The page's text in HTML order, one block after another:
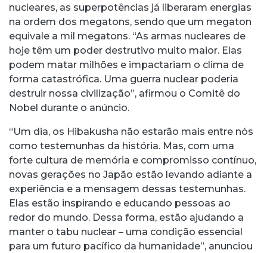
nucleares, as superpotências já liberaram energias
na ordem dos megatons, sendo que um megaton
equivale a mil megatons. “As armas nucleares de
hoje têm um poder destrutivo muito maior. Elas
podem matar milhões e impactariam o clima de
forma catastrófica. Uma guerra nuclear poderia
destruir nossa civilização”, afirmou o Comitê do
Nobel durante o anúncio.
“Um dia, os Hibakusha não estarão mais entre nós
como testemunhas da história. Mas, com uma
forte cultura de memória e compromisso contínuo,
novas gerações no Japão estão levando adiante a
experiência e a mensagem dessas testemunhas.
Elas estão inspirando e educando pessoas ao
redor do mundo. Dessa forma, estão ajudando a
manter o tabu nuclear – uma condição essencial
para um futuro pacífico da humanidade”, anunciou